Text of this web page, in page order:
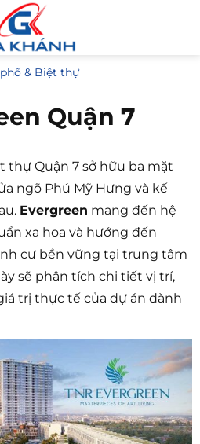
& Biệt thự
Quận 7
thự Quận 7 sở hữu ba mặt
ngõ Phú Mỹ Hưng và kế
Evergreen mang đến hệ
xa hoa và hướng đến
cư bền vững tại trung tâm
sẽ phân tích chi tiết vị trí,
trị thực tế của dự án dành